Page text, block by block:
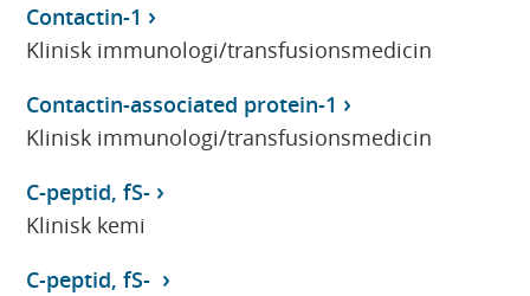
Contactin-1
Klinisk immunologi/transfusionsmedicin
Contactin-associated protein-1
Klinisk immunologi/transfusionsmedicin
C-peptid, fS-
Klinisk kemi
C-peptid, fS-